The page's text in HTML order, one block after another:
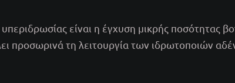
είναι η έγχυση μικρής ποσότητας
προσωρινά τη λειτουργία των ιδρωτοποιών